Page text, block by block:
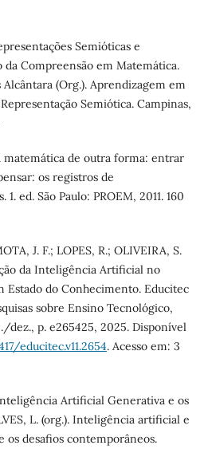
Semióticas e
Compreensão em Matemática.
(Org.). Aprendizagem em
Semiótica. Campinas,
matemática de outra forma: entrar
os registros de
ed. São Paulo: PROEM, 2011. 160
J. F.; LOPES, R.; OLIVEIRA, S.
da Inteligência Artificial no
Estado do Conhecimento. Educitec
sobre Ensino Tecnológico,
dez., p. e265425, 2025. Disponível
educitec.v11.2654. Acesso em: 3
Artificial Generativa e os
L. (org.). Inteligência artificial e
os desafios contemporâneos.